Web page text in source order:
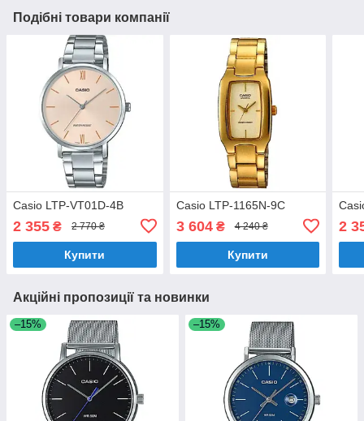
Подібні товари компанії
Casio LTP-VT01D-4B
2 355 ₴ 2 770 ₴
Купити
Casio LTP-1165N-9C
3 604₴ 4 240 ₴
Купити
2
Акційні пропозиції та новинки
–15% –15%